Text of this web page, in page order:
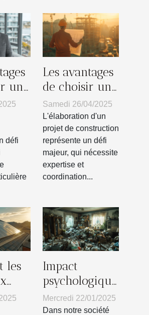
un
défi
Les avantages
de choisir un
maître
d'œuvre pour
votre projet
de
construction
Samedi 26/04/2025
L'élaboration d'un
projet de construction
représente un défi
majeur, qui nécessite
expertise et
coordination...
les
Impact
psychologique
du syndrome
de Diogène
Mercredi 22/01/2025
Dans notre société